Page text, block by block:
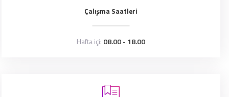
Çalışma Saatleri
Hafta içi: 08.00 - 18.00